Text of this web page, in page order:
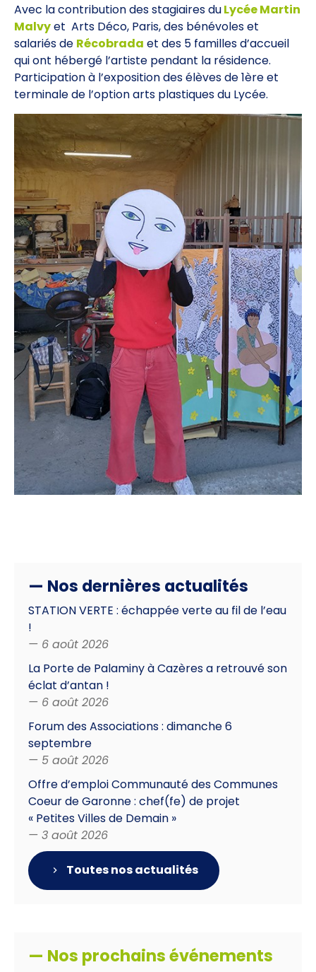
Avec la contribution des stagiaires duLycée Martin
Malvyet Arts Déco, Paris, des bénévoles et
salariés de Récobrada et des 5 familles d’accueil
qui ont hébergé l’artiste pendant la résidence.
Participation à l’exposition des élèves de 1ère et
terminale de l’option arts plastiques du Lycée.
— Nos dernières actualités
STATION VERTE : échappée verte au fil de l’eau
!
— 6 août 2026
La Porte de Palaminy à Cazères a retrouvé son
éclat d’antan !
— 6 août 2026
Forum des Associations : dimanche 6
septembre
— 5 août 2026
Offre d’emploi Communauté des Communes
Coeur de Garonne : chef(fe) de projet
« Petites Villes de Demain »
— 3 août 2026
Toutes nos actualités
— Nos prochains événements